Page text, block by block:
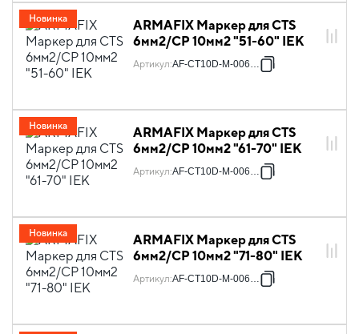
ARMAFIX Маркер для CTS
6мм2/CP 10мм2 "51-60" IEK
Артикул:AF-CT10D-M-006-06
Новинка
ARMAFIX Маркер для CTS
6мм2/CP 10мм2 "61-70" IEK
Артикул:AF-CT10D-M-006-07
Новинка
ARMAFIX Маркер для CTS
6мм2/CP 10мм2 "71-80" IEK
Артикул:AF-CT10D-M-006-08
Новинка